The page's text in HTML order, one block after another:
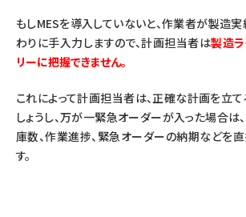
もしMESを導入していないと、作業者が製造
わりに手入力しますので、計画担当者は製造
リーに把握できません。
これによって計画担当者は、正確な計画を立
しょうし、万が一緊急オーダーが入った場合は
庫数、作業進捗、緊急オーダーの納期などを
す。